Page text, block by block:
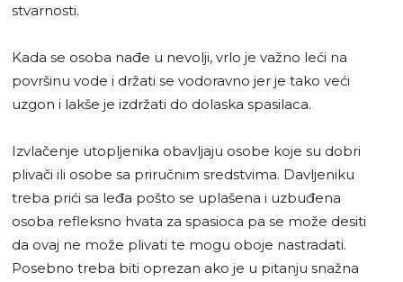
stvarnosti.
Kada se osoba nađe u nevolji, vrlo je važno leći na
površinu vode i držati se vodoravno jer je tako veći
uzgon i lakše je izdržati do dolaska spasilaca.
Izvlačenje utopljenika obavljaju osobe koje su dobri
plivači ili osobe sa priručnim sredstvima. Davljeniku
treba prići sa leđa pošto se uplašena i uzbuđena
osoba refleksno hvata za spasioca pa se može desiti
da ovaj ne može plivati te mogu oboje nastradati.
Posebno treba biti oprezan ako je u pitanju snažna